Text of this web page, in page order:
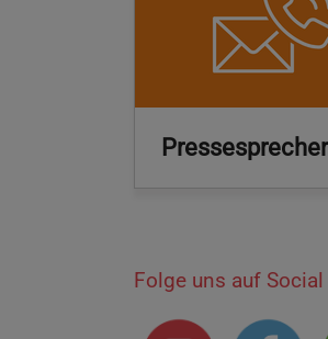
Pressesprecher
Folge uns auf